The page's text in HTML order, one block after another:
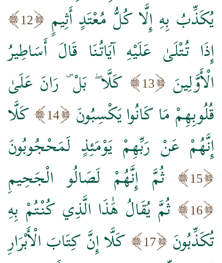
يُكَذِّبُ بِهِ إِلَّا كُلُّ مُعْتَدٍ أَثِيمٍ
12
إِذَا تُتْلَىٰ عَلَيْهِ آيَاتُنَا قَالَ أَسَاطِيرُ
الْأَوَّلِينَ
13
كَلَّا ۖ بَلْ ۜ رَانَ عَلَىٰ
قُلُوبِهِمْ مَا كَانُوا يَكْسِبُونَ
14
كَلَّا
إِنَّهُمْ عَنْ رَبِّهِمْ يَوْمَئِذٍ لَمَحْجُوبُونَ
15 ثُمَّ إِنَّهُمْ لَصَالُو الْجَحِيمِ
16
ثُمَّ يُقَالُ هَٰذَا الَّذِي كُنْتُمْ بِهِ
تُكَذِّبُونَ
17
كَلَّا إِنَّ كِتَابَ الْأَبْرَارِ